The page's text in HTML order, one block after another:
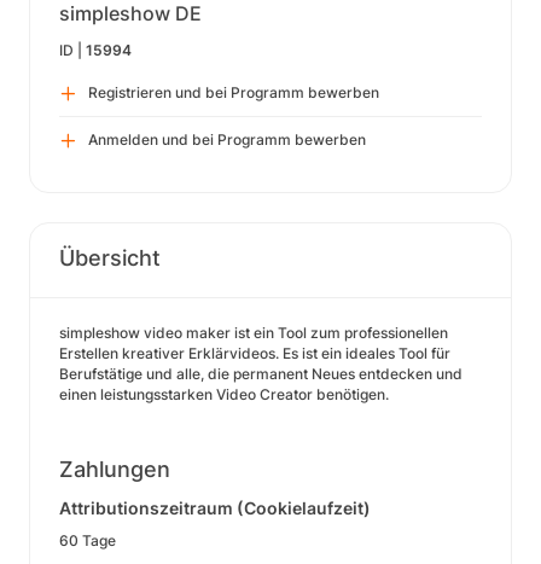
simpleshow DE
ID | 15994
Registrieren und bei Programm bewerben
Anmelden und bei Programm bewerben
Übersicht
simpleshow video maker ist ein Tool zum professionellen
Erstellen kreativer Erklärvideos. Es ist ein ideales Tool für
Berufstätige und alle, die permanent Neues entdecken und
einen leistungsstarken Video Creator benötigen.
Zahlungen
Attributionszeitraum (Cookielaufzeit)
60 Tage